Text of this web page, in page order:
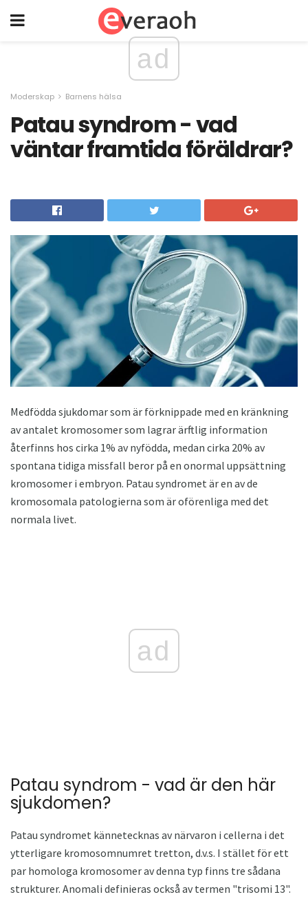
ad
Moderskap Barnens hälsa
Patau syndrom - vad
väntar framtida föräldrar?
Medfödda sjukdomar som är förknippade med en kränkning
av antalet kromosomer som lagrar ärftlig information
återfinns hos cirka 1% av nyfödda, medan cirka 20% av
spontana tidiga missfall beror på en onormal uppsättning
kromosomer i embryon. Patau syndromet är en av de
kromosomala patologierna som är oförenliga med det
normala livet.
ad
Patau syndrom - vad är den här
sjukdomen?
Patau syndromet kännetecknas av närvaron i cellerna i det
ytterligare kromosomnumret tretton, d.v.s. I stället för ett
par homologa kromosomer av denna typ finns tre sådana
strukturer. Anomali definieras också av termen "trisomi 13".